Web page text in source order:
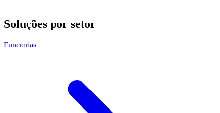
Soluções por setor
Funerarias